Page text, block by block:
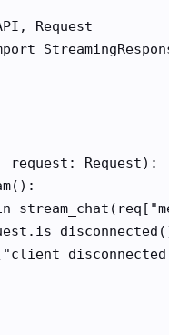
Request
Request):